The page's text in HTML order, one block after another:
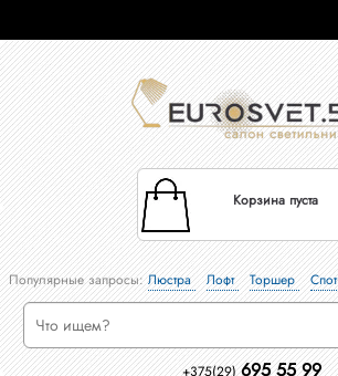
Корзина пуста
Популярные запросы:Люстра Лофт Торшер Спот
+375(29) 695 55 99